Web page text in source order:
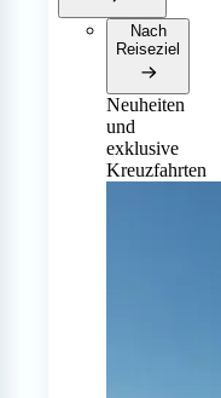
Nach
Reiseziel
Neuheiten
und
exklusive
Kreuzfahrten